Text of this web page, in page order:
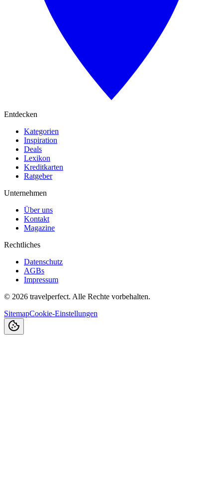
Entdecken
Kategorien
Inspiration
Deals
Lexikon
Kreditkarten
Ratgeber
Unternehmen
Über uns
Kontakt
Magazine
Rechtliches
Datenschutz
AGBs
Impressum
© 2026 travelperfect. Alle Rechte vorbehalten.
SitemapCookie-Einstellungen